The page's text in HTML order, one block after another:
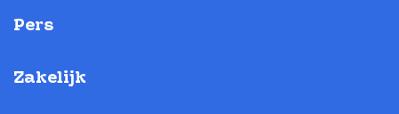
Pers
Zakelijk